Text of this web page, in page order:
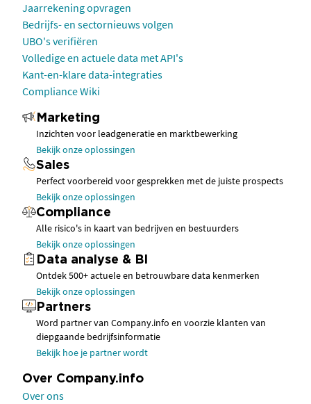
Jaarrekening opvragen
Bedrijfs- en sectornieuws volgen
UBO's verifiëren
Volledige en actuele data met API's
Kant-en-klare data-integraties
Compliance Wiki
Marketing
Inzichten voor leadgeneratie en marktbewerking
Bekijk onze oplossingen
Sales
Perfect voorbereid voor gesprekken met de juiste prospects
Bekijk onze oplossingen
Compliance
Alle risico's in kaart van bedrijven en bestuurders
Bekijk onze oplossingen
Data analyse & BI
Ontdek 500+ actuele en betrouwbare data kenmerken
Bekijk onze oplossingen
Partners
Word partner van Company.info en voorzie klanten van
diepgaande bedrijfsinformatie
Bekijk hoe je partner wordt
Over Company.info
Over ons